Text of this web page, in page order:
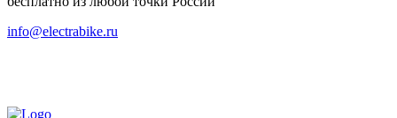
info@electrabike.ru